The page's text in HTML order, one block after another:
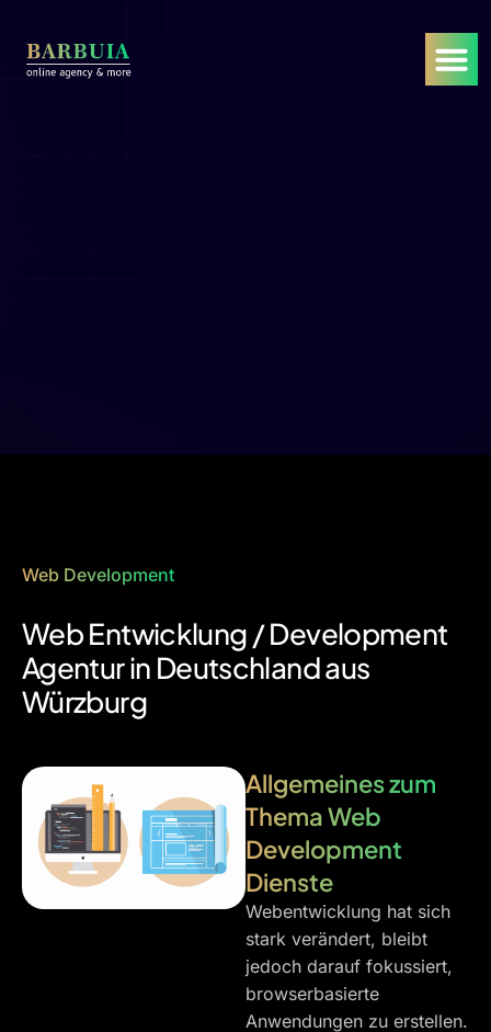
Web Development
Web Entwicklung / Development
Agentur in Deutschland aus
Würzburg
Allgemeines zum
Thema Web
Development
Dienste
Webentwicklung hat sich
stark verändert, bleibt
jedoch darauf fokussiert,
browserbasierte
Anwendungen zu erstellen.